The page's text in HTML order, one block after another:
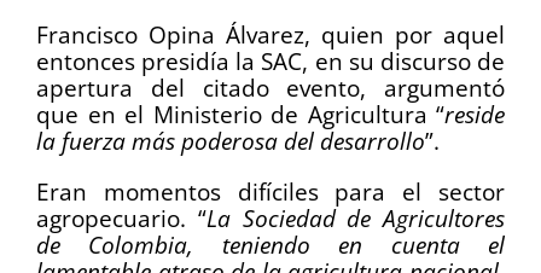
Francisco Opina Álvarez, quien por aquel
entonces presidía la SAC, en su discurso de
apertura del citado evento, argumentó
que en el Ministerio de Agricultura “reside
la fuerza más poderosa del desarrollo”.
Eran momentos difíciles para el sector
agropecuario. “La Sociedad de Agricultores
de Colombia, teniendo en cuenta el